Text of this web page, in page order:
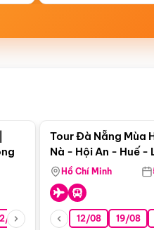
08 26/08 05/09 09/09
Tour Đà Nẵng Mùa
Nà - Hội An - Huế -
Động Thiên Đường
Hồ Chí Minh
12/08 19/08